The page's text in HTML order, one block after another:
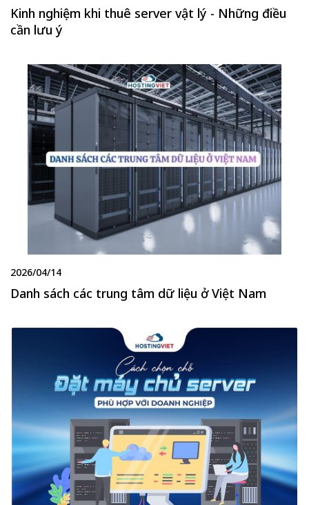
Kinh nghiệm khi thuê server vật lý - Những điều
cần lưu ý
2026/04/14
Danh sách các trung tâm dữ liệu ở Việt Nam